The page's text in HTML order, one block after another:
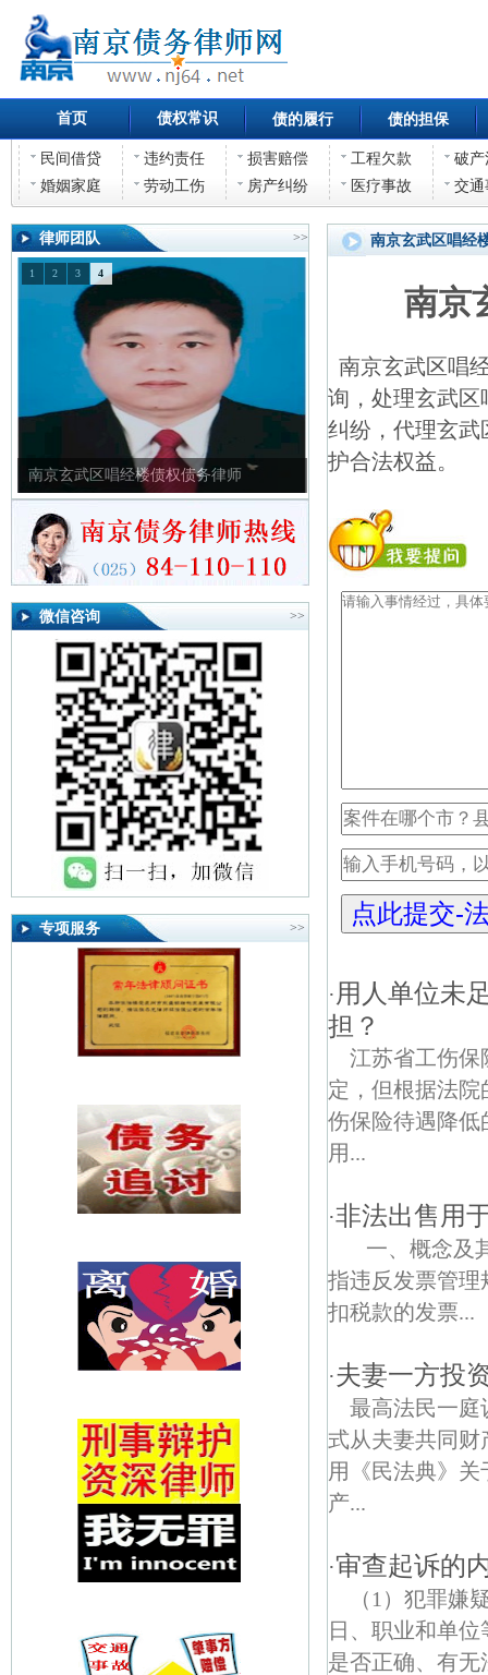
首页 债权常识 债的履行 债的担保
民间借贷 违约责任 损害赔偿 工程欠款
破产
婚姻家庭
劳动工伤 房产纠纷 医疗事故 交通
律师团队 >>
南京玄武区唱经楼债权债务律师
1 2 3 4
微信咨询 >>
专项服务 >>
南京玄武区唱经
南京
南京玄武区唱
询，处理玄武区
纠纷，代理玄武
护合法权益。
· 用人单位未
担？
江苏省工伤保
定，但根据法
伤保险待遇降低
用...
·非法出售用
一、概念及
指违反发票管理
扣税款的发票...
·夫妻一方投
最高法民一庭
式从夫妻共同
用《民法典》
产...
·审查起诉的
（1）犯罪嫌
日、职业和单
是否正确、有